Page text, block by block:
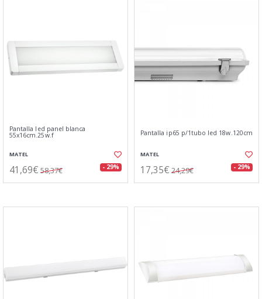
Pantalla led panel blanca
55x16cm.25w.f
MATEL
41,69€ 58,37€ - 29%
Pantalla ip65 p/1tubo led 18w.120cm
MATEL
17,35€ 24,29€ - 29%